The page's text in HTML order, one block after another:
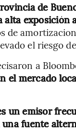
de
exposición
de
el riesgo
a
el mercado
un emisor
fuente